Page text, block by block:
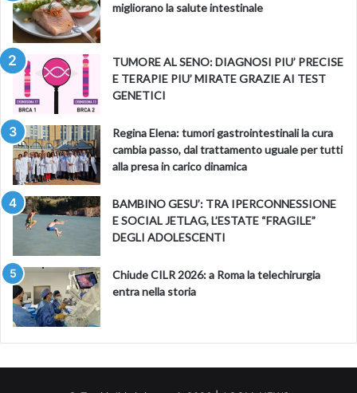
migliorano la salute intestinale
TUMORE AL SENO: DIAGNOSI PIU’ PRECISE
E TERAPIE PIU’ MIRATE GRAZIE AI TEST
GENETICI
Regina Elena: tumori gastrointestinali la cura
cambia passo, dal trattamento uguale per tutti
alla presa in carico dinamica
BAMBINO GESU’: TRA IPERCONNESSIONE
E SOCIAL JETLAG, L’ESTATE “FRAGILE”
DEGLI ADOLESCENTI
Chiude CILR 2026: a Roma la telechirurgia
entra nella storia